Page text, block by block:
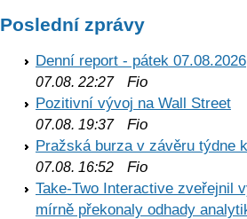
Poslední zprávy
Denní report - pátek 07.08.2026
07.08. 22:27Fio
Pozitivní vývoj na Wall Street
07.08. 19:37Fio
Pražská burza v závěru týdne
07.08. 16:52 Fio
Take-Two Interactive zveřejnil
mírně překonaly odhady